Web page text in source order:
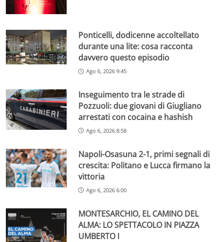
Ponticelli, dodicenne accoltellato
durante una lite: cosa racconta
davvero questo episodio
Ago 6, 2026 9:45
Inseguimento tra le strade di
Pozzuoli: due giovani di Giugliano
arrestati con cocaina e hashish
Ago 6, 2026 8:58
Napoli-Osasuna 2-1, primi segnali di
crescita: Politano e Lucca firmano la
vittoria
Ago 6, 2026 6:00
MONTESARCHIO, EL CAMINO DEL
ALMA: LO SPETTACOLO IN PIAZZA
UMBERTO I